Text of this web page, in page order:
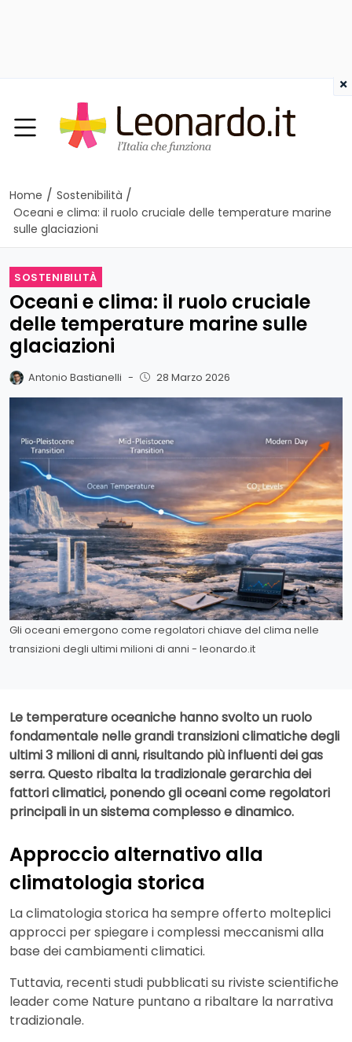
Home / Sostenibilità /
Oceani e clima: il ruolo cruciale delle temperature marine
sulle glaciazioni
SOSTENIBILITÀ
Oceani e clima: il ruolo cruciale
delle temperature marine sulle
glaciazioni
Antonio Bastianelli - 28 Marzo 2026
Gli oceani emergono come regolatori chiave del clima nelle
transizioni degli ultimi milioni di anni - leonardo.it
Le temperature oceaniche hanno svolto un ruolo
fondamentale nelle grandi transizioni climatiche degli
ultimi 3 milioni di anni, risultando più influenti dei gas
serra. Questo ribalta la tradizionale gerarchia dei
fattori climatici, ponendo gli oceani come regolatori
principali in un sistema complesso e dinamico.
Approccio alternativo alla
climatologia storica
La climatologia storica ha sempre offerto molteplici
approcci per spiegare i complessi meccanismi alla
base dei cambiamenti climatici.
Tuttavia, recenti studi pubblicati su riviste scientifiche
leader come Nature puntano a ribaltare la narrativa
tradizionale.
×